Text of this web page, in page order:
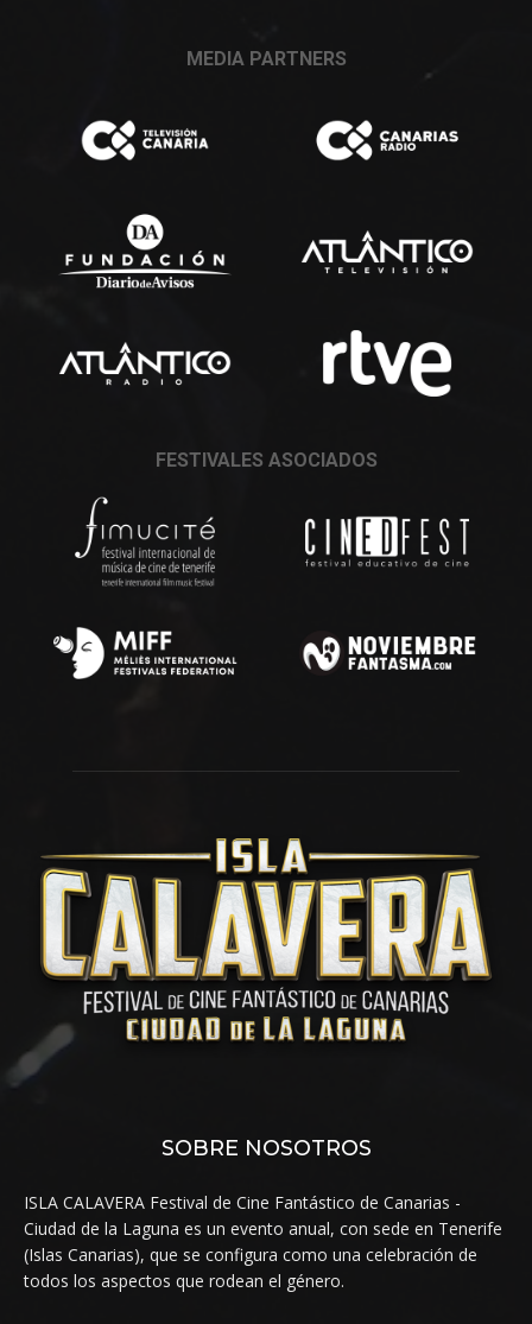
MEDIA PARTNERS
FESTIVALES ASOCIADOS
SOBRE NOSOTROS
ISLA CALAVERA Festival de Cine Fantástico de Canarias -
Ciudad de la Laguna es un evento anual, con sede en Tenerife
(Islas Canarias), que se configura como una celebración de
todos los aspectos que rodean el género.